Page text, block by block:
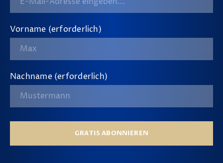
Vorname (erforderlich)
Nachname (erforderlich)
GRATIS ABONNIEREN